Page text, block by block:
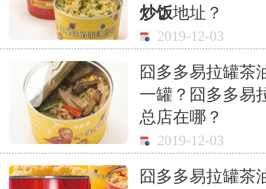
炒饭地址？
2019-12-03
囧多多易拉罐茶
一罐？囧多多易
总店在哪？
2019-12-03
囧多多易拉罐茶